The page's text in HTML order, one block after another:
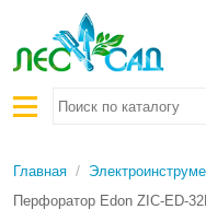
Главная /
Перфоратор Edon ZIC-ED-